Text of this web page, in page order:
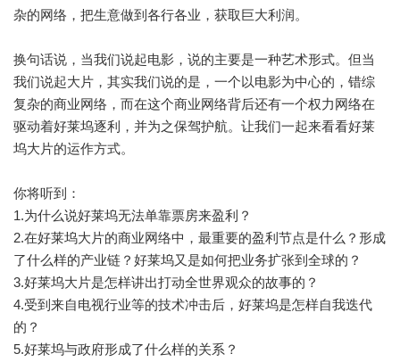
杂的网络，把生意做到各行各业，获取巨大利润。
换句话说，当我们说起电影，说的主要是一种艺术形式。但当
我们说起大片，其实我们说的是，一个以电影为中心的，错综
复杂的商业网络，而在这个商业网络背后还有一个权力网络在
驱动着好莱坞逐利，并为之保驾护航。让我们一起来看看好莱
坞大片的运作方式。
你将听到：
1.为什么说好莱坞无法单靠票房来盈利？
2.在好莱坞大片的商业网络中，最重要的盈利节点是什么？形成
了什么样的产业链？好莱坞又是如何把业务扩张到全球的？
3.好莱坞大片是怎样讲出打动全世界观众的故事的？
4.受到来自电视行业等的技术冲击后，好莱坞是怎样自我迭代
的？
5.好莱坞与政府形成了什么样的关系？